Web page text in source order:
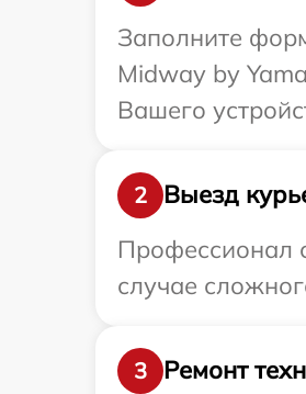
Заполните
Midway by
Вашего
2
Выезд
Профессионал
случае
3
Ремонт